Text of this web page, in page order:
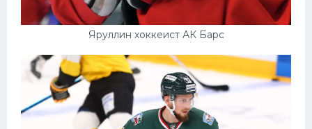
Яруллин хоккеист АК Барс